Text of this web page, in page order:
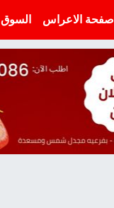
صفحة الاعراس
السوق